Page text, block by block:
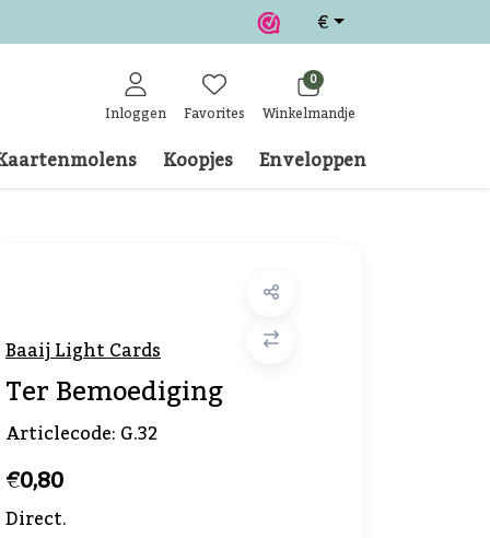
€
Inloggen Favorites
0
Winkelmandje
Koopjes Enveloppen
Baaij Light Cards
Ter Bemoediging
Articlecode:G.32
€0,80
Direct.